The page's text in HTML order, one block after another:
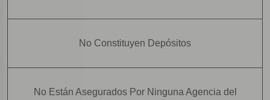
No Constituyen Depósitos
No Están Asegurados Por Ninguna Agencia del